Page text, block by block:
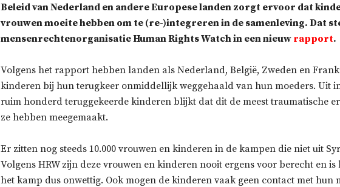
Beleid van Nederland en andere Europese landen zorgt ervoor dat
vrouwen moeite hebben om te (re-)integreren in de samenleving. Dat
mensenrechtenorganisatie Human Rights Watch in een nieuw rapport.
Volgens het rapport hebben landen als Nederland, België, Zweden en
kinderen bij hun terugkeer onmiddellijk weggehaald van hun moeders. Uit
ruim honderd teruggekeerde kinderen blijkt dat dit de meest traumatische
ze hebben meegemaakt.
Er zitten nog steeds 10.000 vrouwen en kinderen in de kampen die niet uit
Volgens HRW zijn deze vrouwen en kinderen nooit ergens voor berecht en
het kamp dus onwettig. Ook mogen de kinderen vaak geen contact met hun